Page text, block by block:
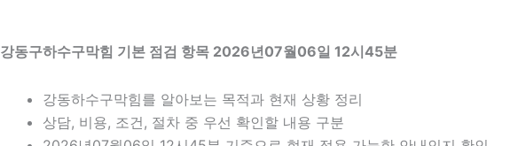
강동구하수구막힘 기본 점검 항목 2026년07월06일 12시45분
강동하수구막힘를 알아보는 목적과 현재 상황 정리
상담, 비용, 조건, 절차 중 우선 확인할 내용 구분